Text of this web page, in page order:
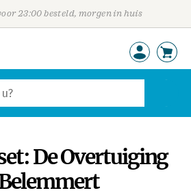
23:00 besteld, morgen in huis
De Overtuiging
Belemmert